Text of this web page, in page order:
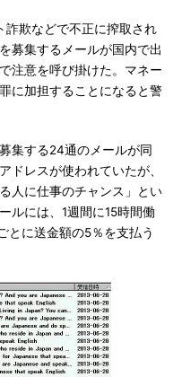
欺などで不正に搾取され
募集するメールが国内で出
注意を呼び掛けた。マネー
に加担することになると警
集する24通のメールが同
ドレスが使われていたが、
人に仕事のチャンス」とい
ルには、1週間に15時間働
とに送金額の5％を支払う